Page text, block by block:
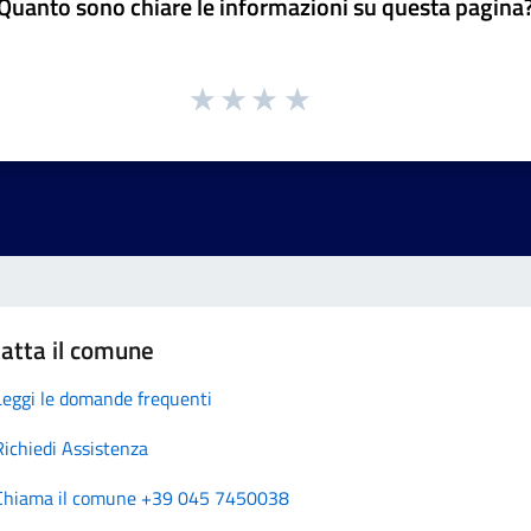
il comune
le domande frequenti
Assistenza
il comune +39 045 7450038